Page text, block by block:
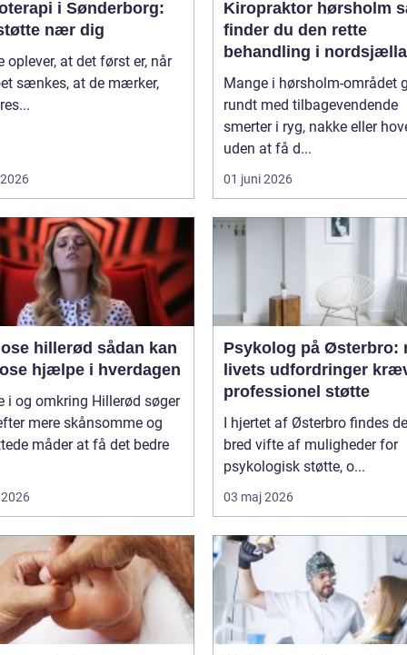
i Sønderborg:
nær dig
oplever, at det først er, når
sænkes, at de mærker,
Kiropraktor hørsholm sådan
finder du den rette
behandling i
Mange i hørsholm-området
rundt med tilbagevendende
smerter i ryg, nakke eller
uden at få d...
01 juni 2026
hillerød sådan kan
hjælpe i hverdagen
i og omkring Hillerød søger
mere skånsomme og
måder at få det bedre
Psykolog på Østerbro:
livets udfordringer
professionel støtte
I hjertet af Østerbro findes
bred vifte af muligheder for
psykologisk støtte, o...
03 maj 2026